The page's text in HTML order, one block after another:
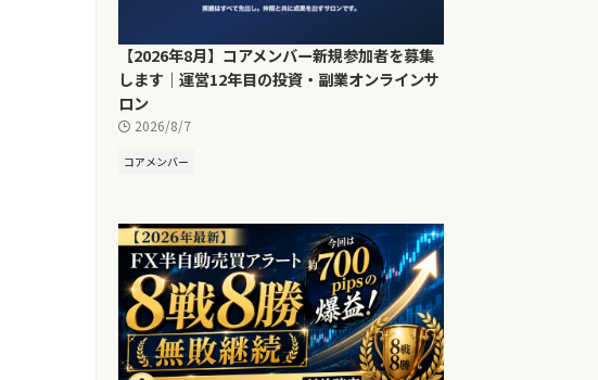
【2026年8月】コアメンバー新規参加者を募集
します｜運営12年目の投資・副業オンラインサ
ロン
2026/8/7
コアメンバー